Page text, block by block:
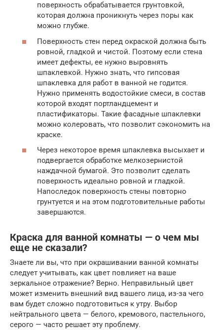
поверхность обрабатывается грунтовкой,
которая должна проникнуть через поры как
можно глубже.
Поверхность стен перед окраской должна быть
ровной, гладкой и чистой. Поэтому если стена
имеет дефекты, ее нужно выровнять
шпаклевкой. Нужно знать, что гипсовая
шпаклевка для работ в ванной не годится.
Нужно применять водостойкие смеси, в состав
которой входят портландцемент и
пластификаторы. Такие фасадные шпаклевки
можно колеровать, что позволит сэкономить на
краске.
Через некоторое время шпаклевка высыхает и
подвергается обработке мелкозернистой
наждачной бумагой. Это позволит сделать
поверхность идеально ровной и гладкой.
Напоследок поверхность стены повторно
грунтуется и на этом подготовительные работы
завершаются.
Краска для ванной комнаты — о чем мы
еще не сказали?
Знаете ли вы, что при окрашивании ванной комнаты
следует учитывать, как цвет повлияет на ваше
зеркальное отражение? Верно. Неправильный цвет
может изменить внешний вид вашего лица, из-за чего
вам будет сложно подготовиться к утру. Выбор
нейтрального цвета — белого, кремового, пастельного,
серого — часто решает эту проблему.